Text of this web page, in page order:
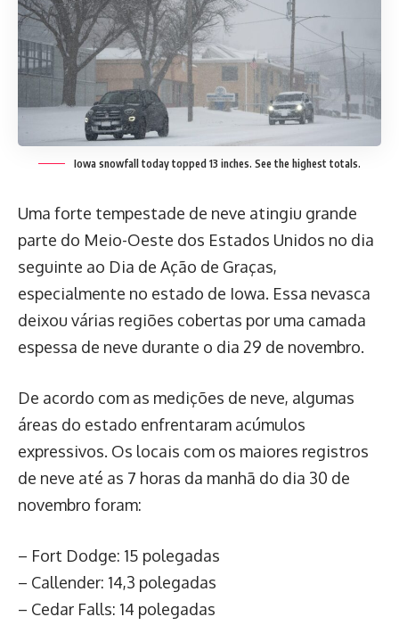
Iowa snowfall today topped 13 inches. See the highest totals.
Uma forte tempestade de neve atingiu grande
parte do Meio-Oeste dos Estados Unidos no dia
seguinte ao Dia de Ação de Graças,
especialmente no estado de Iowa. Essa nevasca
deixou várias regiões cobertas por uma camada
espessa de neve durante o dia 29 de novembro.
De acordo com as medições de neve, algumas
áreas do estado enfrentaram acúmulos
expressivos. Os locais com os maiores registros
de neve até as 7 horas da manhã do dia 30 de
novembro foram:
– Fort Dodge: 15 polegadas
– Callender: 14,3 polegadas
– Cedar Falls: 14 polegadas